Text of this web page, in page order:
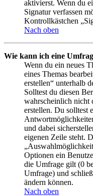
aktivierst. Wenn du
Signatur verfassen
Kontrollkästchen
Nach oben
Wie kann ich eine
Wenn du ein neues
eines Themas
erstellen“ unterhalb
Solltest du diesen
wahrscheinlich nicht
erstellen. Du solltest
und dabei
eigenen Zeile steht.
Optionen ein
die Umfrage gilt (0
Umfrage) und
ändern können.
Nach oben